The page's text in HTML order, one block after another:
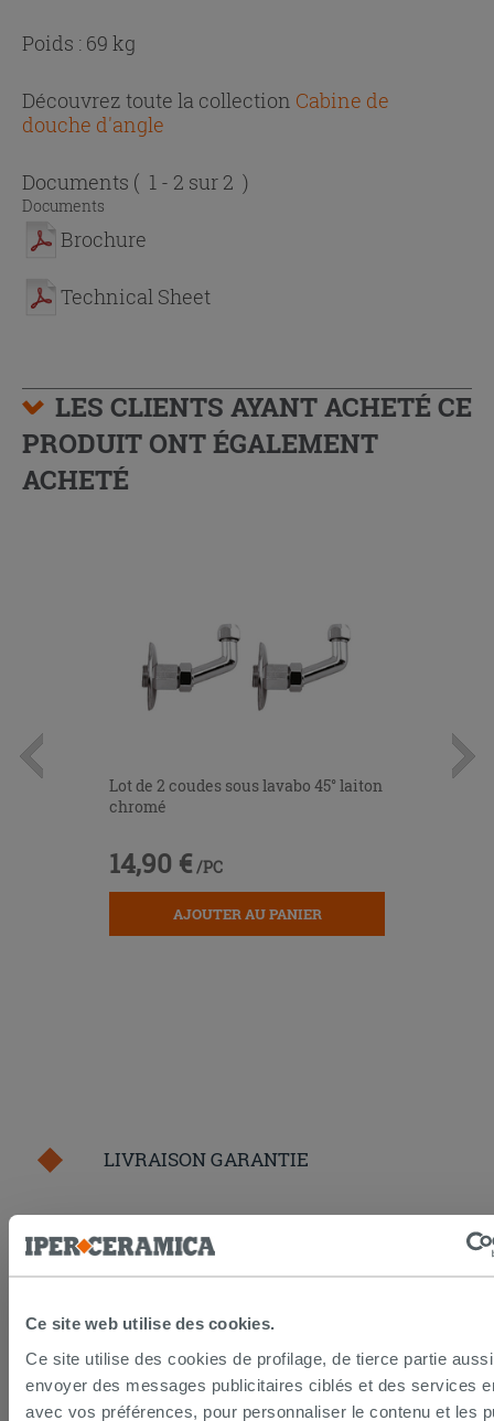
Ce site web utilise des cookies.
Ce site utilise des cookies de profilage, de tierce partie
envoyer des messages publicitaires ciblés et des services
avec vos préférences, pour personnaliser le contenu et les
Poids : 69 kg
Découvrez toute la collection Cabine de
douche d'angle
Documents ( 1 - 2 sur 2 )
Documents
Brochure
Technical Sheet
LES CLIENTS AYANT ACHETÉ CE
PRODUIT ONT ÉGALEMENT
ACHETÉ
Lot de 2 coudes sous lavabo 45° laiton
chromé
14,90 € /PC
AJOUTER AU PANIER
LIVRAISON GARANTIE
Votre commande seralivrée chez vous en 15 jours
ouvrés à compter de la réception du paiement.
Les échantillons sont habituellement livrés en
IPERCERAMICA collabore depuis de nombreuses
transports internationauxet l'expédition des produits
est suivie par tracking.
Pour en savoir plus consultez la rubrique